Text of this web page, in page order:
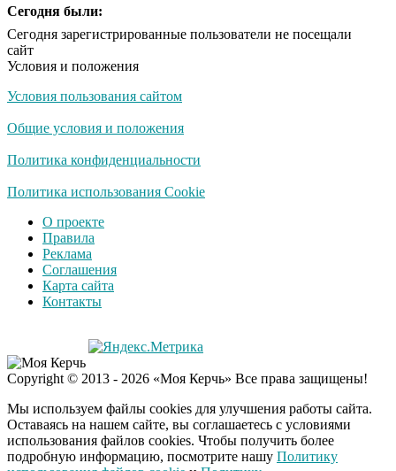
Ролик длится пару
шоке от увиденного
Сегодня были:
Сегодня зарегистрированные пользователи не посещали
сайт
Условия и положения
Условия пользования сайтом
Общие условия и положения
Политика конфиденциальности
Политика использования Cookie
О проекте
Правила
Реклама
Соглашения
Карта сайта
Контакты
Copyright © 2013 - 2026 «Моя Керчь» Все права защищены!
Мы используем файлы cookies для улучшения работы сайта.
Оставаясь на нашем сайте, вы соглашаетесь с условиями
использования файлов cookies. Чтобы получить более
подробную информацию, посмотрите нашу Политику